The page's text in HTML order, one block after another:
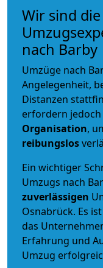
Wir sind
nach Barby
Umzüge nach
Angelegenheit,
Distanzen
erfordern
Organisation,
reibungslos
Ein wichtiger
Umzugs nach
zuverlässigen
Osnabrück. Es
das
Erfahrung und
Umzug